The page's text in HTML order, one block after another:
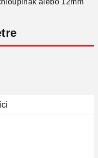
alebo 12mm
5 z 5 hviezdičiek.